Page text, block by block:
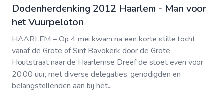
Dodenherdenking 2012 Haarlem - Man voor
het Vuurpeloton
HAARLEM – Op 4 mei kwam na een korte stille tocht
vanaf de Grote of Sint Bavokerk door de Grote
Houtstraat naar de Haarlemse Dreef de stoet even voor
20.00 uur, met diverse delegaties, genodigden en
belangstellenden aan bij het...